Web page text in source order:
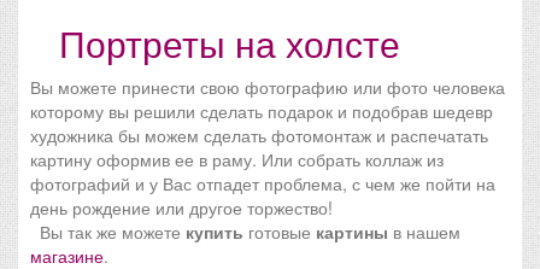
Портреты на холсте
Вы можете принести свою фотографию или фото человека
которому вы решили сделать подарок и подобрав шедевр
художника бы можем сделать фотомонтаж и распечатать
картину оформив ее в раму. Или собрать коллаж из
фотографий и у Вас отпадет проблема, с чем же пойти на
день рождение или другое торжество!
Вы так же можете купить готовые картины в нашем
магазине.